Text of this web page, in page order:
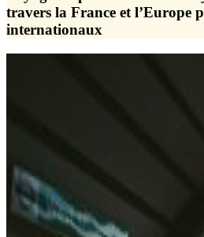
travers la France et l’Europe
internationaux